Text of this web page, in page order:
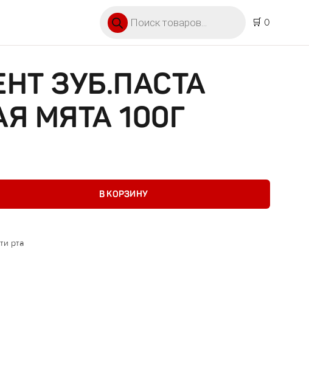
🛒 0
ЗУБ.ПАСТА
МЯТА 100Г
зуб.паста сладкая мята 100г
В КОРЗИНУ
рта